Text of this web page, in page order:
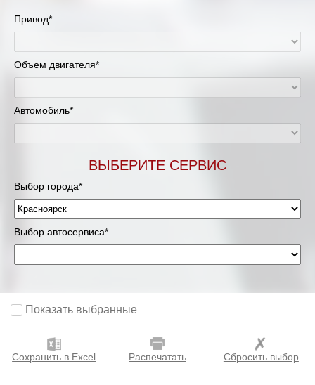
Привод*
Объем двигателя*
Автомобиль*
ВЫБЕРИТЕ СЕРВИС
Выбор города*
Выбор автосервиса*
Показать выбранные
Сохранить в Excel Распечатать Сбросить выбор